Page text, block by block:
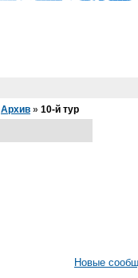
Архив » 10-й тур
Новые